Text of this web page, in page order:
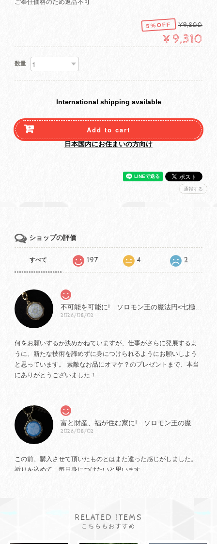
ご奉仕価格のため返品不可
5%OFF ¥9,800
¥9,310
数量
International shipping available
Add to cart
日本国内にお住まいの方向け
通報する
ショップの評価
すべて 197 4 2
2026/08/02
何をお願いするか決めかねていますが、仕事がさらに発展するよ
うに、新たな技術を諦めずに身につけられるようにお願いしよう
と思っています。 素敵なお品にオマケ？のプレゼントまで、本当
にありがとうございました！
2026/08/02
この前、購入させて頂いたものとはまた違った感じがしました。
祈りを込めて、毎日身につけたいと思います。
2026/07/31
RELATED ITEMS
こちらもおすすめ